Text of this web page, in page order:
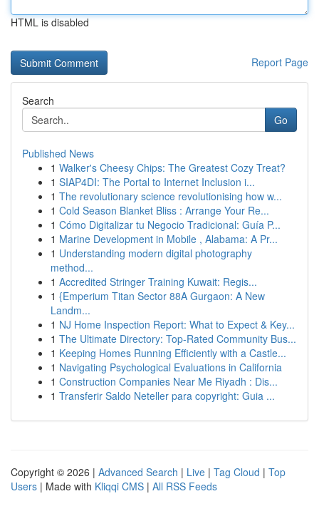
HTML is disabled
Report Page
Search
Go
Published News
1 Walker's Cheesy Chips: The Greatest Cozy Treat?
1 SIAP4DI: The Portal to Internet Inclusion i...
1 The revolutionary science revolutionising how w...
1 Cold Season Blanket Bliss : Arrange Your Re...
1 Cómo Digitalizar tu Negocio Tradicional: Guía P...
1 Marine Development in Mobile , Alabama: A Pr...
1 Understanding modern digital photography
method...
1 Accredited Stringer Training Kuwait: Regis...
1 {Emperium Titan Sector 88A Gurgaon: A New
Landm...
1 NJ Home Inspection Report: What to Expect & Key...
1 The Ultimate Directory: Top-Rated Community Bus...
1 Keeping Homes Running Efficiently with a Castle...
1 Navigating Psychological Evaluations in California
1 Construction Companies Near Me Riyadh : Dis...
1 Transferir Saldo Neteller para copyright: Guia ...
Copyright © 2026 | Advanced Search | Live | Tag Cloud | Top
Users | Made with Kliqqi CMS | All RSS Feeds